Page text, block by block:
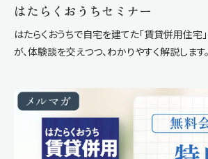
はたらくおうちセミナー
はたらくおうちで自宅を建てた「賃貸併用住宅
が、体験談を交えつつ、わかりやすく解説します。